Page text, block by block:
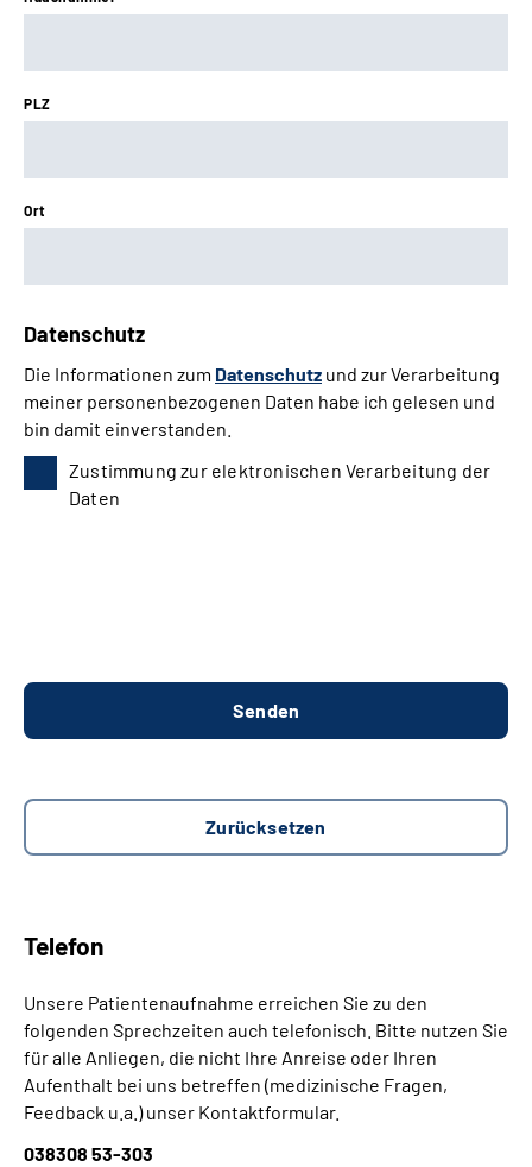
PLZ
Ort
Datenschutz
Die Informationen zum Datenschutz und zur Verarbeitung
meiner personenbezogenen Daten habe ich gelesen und
bin damit einverstanden.
Zustimmung zur elektronischen Verarbeitung der
Daten
Telefon
Unsere Patientenaufnahme erreichen Sie zu den
folgenden Sprechzeiten auch telefonisch. Bitte nutzen Sie
für alle Anliegen, die nicht Ihre Anreise oder Ihren
Aufenthalt bei uns betreffen (medizinische Fragen,
Feedback u.a.) unser Kontaktformular.
038308 53-303